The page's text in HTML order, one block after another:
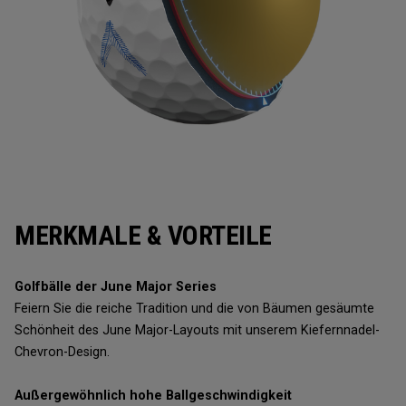
MERKMALE & VORTEILE
Golfbälle der June Major Series
Feiern Sie die reiche Tradition und die von Bäumen gesäumte
Schönheit des June Major-Layouts mit unserem Kiefernnadel-
Chevron-Design.
Außergewöhnlich hohe Ballgeschwindigkeit